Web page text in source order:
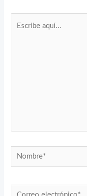
Nombre*
Correo